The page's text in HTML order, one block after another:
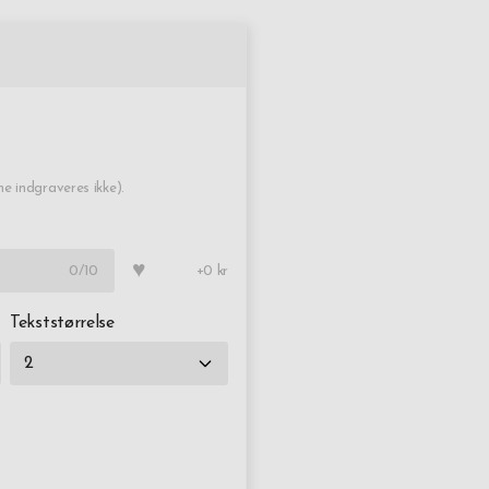
indgraveres ikke).
0/10 ♥ +0 kr
Tekststørrelse